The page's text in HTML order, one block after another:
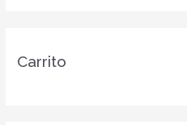
Carrito